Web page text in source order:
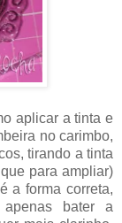
aplicar a tinta e
no carimbo,
tirando a tinta
para ampliar)
a forma correta,
bater a